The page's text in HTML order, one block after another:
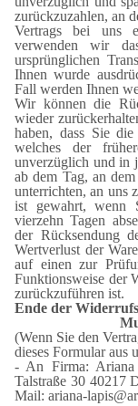
zurückzuzahlen, an
Vertrags bei uns
verwenden wir
ursprünglichen
Ihnen wurde
Fall werden Ihnen
Wir können die
wieder
haben, dass Sie
welches der
unverzüglich und in
ab dem Tag, an
unterrichten, an uns
ist gewahrt, wenn
vierzehn Tagen
der Rücksendung
Wertverlust der
auf einen zur
Funktionsweise der
zurückzuführen ist.
Ende der
(Wenn Sie den
dieses Formular aus
- An Firma:
Talstraße 30 40217
Mail: ariana-